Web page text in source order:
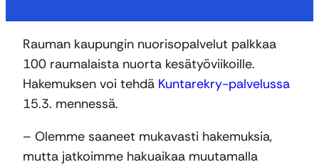
Rauman kaupungin nuorisopalvelut palkkaa
100 raumalaista nuorta kesätyöviikoille.
Hakemuksen voi tehdä Kuntarekry-palvelussa
15.3. mennessä.
– Olemme saaneet mukavasti hakemuksia,
mutta jatkoimme hakuaikaa muutamalla